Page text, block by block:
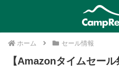
ホーム セール情報
【Amazonタイムセー